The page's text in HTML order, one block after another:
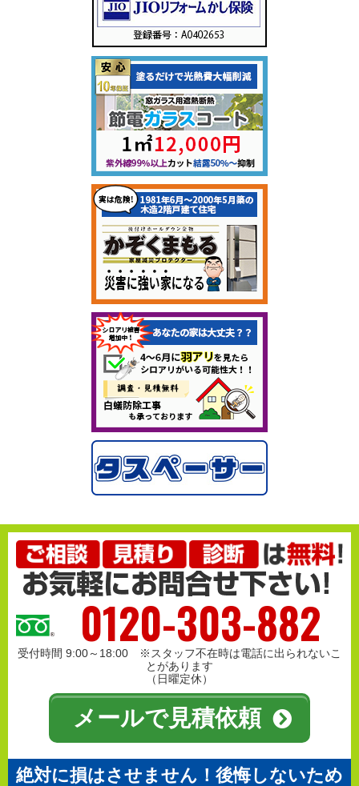
0120-303-882
受付時間 9:00～18:00 ※スタッフ不在時は電話に出られないこ
とがあります
（日曜定休）
メールで見積依頼
絶対に損はさせません！後悔しないため